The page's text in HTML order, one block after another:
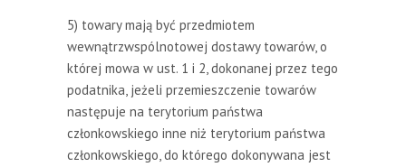
5) towary mają być przedmiotem
wewnątrzwspólnotowej dostawy towarów, o
której mowa w ust. 1 i 2, dokonanej przez tego
podatnika, jeżeli przemieszczenie towarów
następuje na terytorium państwa
członkowskiego inne niż terytorium państwa
członkowskiego, do którego dokonywana jest